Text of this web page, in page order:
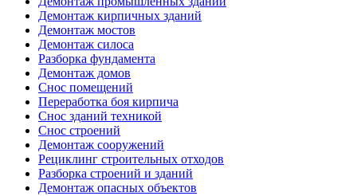
Демонтаж кирпичных зданий
Демонтаж мостов
Демонтаж силоса
Разборка фундамента
Демонтаж домов
Снос помещений
Переработка боя кирпича
Снос зданий техникой
Снос строений
Демонтаж сооружений
Рециклинг строительных отходов
Разборка строений и зданий
Демонтаж опасных объектов